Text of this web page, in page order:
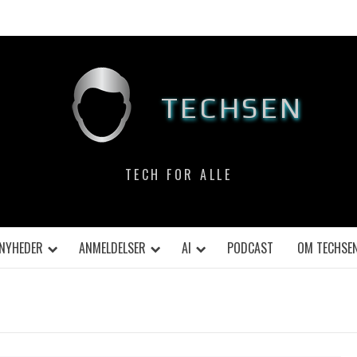
TECHSEN
TECH FOR ALLE
NYHEDER ANMELDELSER AI PODCAST OM